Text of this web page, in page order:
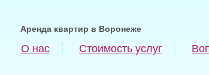
Аренда квартир в Воронеже
О нас Стоимость услуг